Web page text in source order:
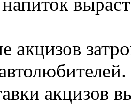
акцизов
акцизов